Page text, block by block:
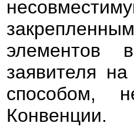
элементов
заявителя
способом,
Конвенции.